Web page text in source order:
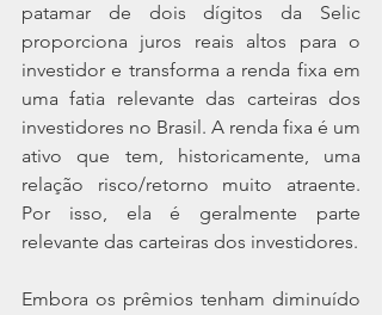
patamar de dois dígitos da Selic
proporciona juros reais altos para o
investidor e transforma a renda fixa em
uma fatia relevante das carteiras dos
investidores no Brasil. A renda fixa é um
ativo que tem, historicamente, uma
relação risco/retorno muito atraente.
Por isso, ela é geralmente parte
relevante das carteiras dos investidores.
Embora os prêmios tenham diminuído